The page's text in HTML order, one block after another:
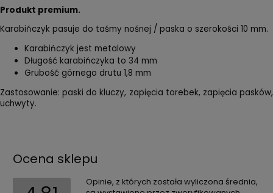
Produkt premium.
Karabińczyk pasuje do taśmy nośnej / paska o szerokości 10 mm.
Karabińczyk jest metalowy
Długość karabińczyka to 34 mm
Grubość górnego drutu 1,8 mm
Zastosowanie: paski do kluczy, zapięcia torebek, zapięcia pasków,
uchwyty.
Ocena sklepu
Opinie, z których została wyliczona średnia,